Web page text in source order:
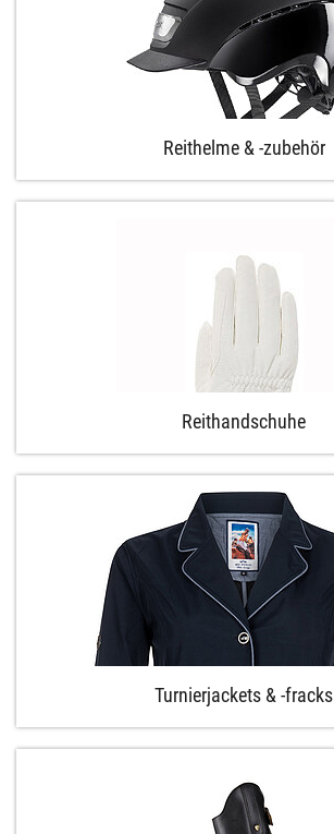
Reithelme & -zubehör
Reithandschuhe
Turnierjackets & -fracks